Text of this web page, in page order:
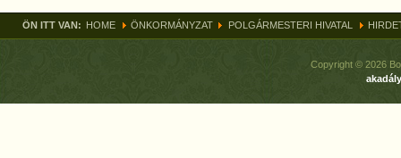
ÖN ITT VAN: HOME ÖNKORMÁNYZAT POLGÁRMESTERI HIVATAL
Copyright © 2026